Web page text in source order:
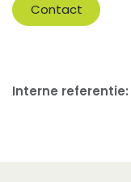
Contact
Interne referentie: